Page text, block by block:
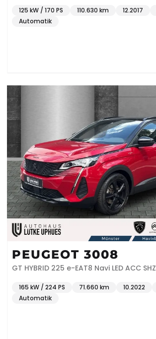
125 kW / 170 PS 110.630 km 12.2017
Automatik
PEUGEOT 3008
GT HYBRID 225 e-EAT8 Navi LED ACC SHZ
165 kW / 224 PS 71.660 km 10.2022
Automatik